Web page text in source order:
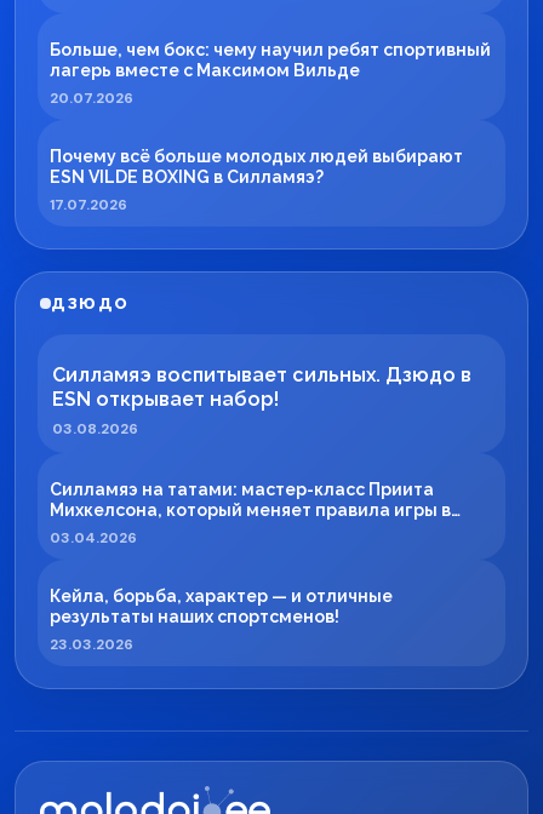
Больше, чем бокс: чему научил ребят спортивный
лагерь вместе с Максимом Вильде
20.07.2026
Почему всё больше молодых людей выбирают
ESN VILDE BOXING в Силламяэ?
17.07.2026
ДЗЮДО
Силламяэ воспитывает сильных. Дзюдо в
ESN открывает набор!
03.08.2026
Силламяэ на татами: мастер-класс Приита
Михкелсона, который меняет правила игры в
регионе
03.04.2026
Кейла, борьба, характер — и отличные
результаты наших спортсменов!
23.03.2026